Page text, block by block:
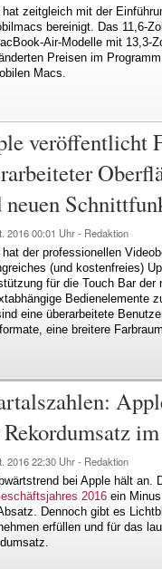
hat zeitgleich mit der
bereinigt. Das 11,6-
Air-Modelle mit 13,3-
Preisen im
Macs.
veröffentlicht
neuen
201600:01 Uhr - Redaktion
der professionellen
(und kostenfreies)
für die Touch Bar
Bedienelemente
eine überarbeitete
eine breitere
201622:30 Uhr - Redaktion
bei Apple hält
2016 ein
Dennoch gibt es
erfüllen und für das